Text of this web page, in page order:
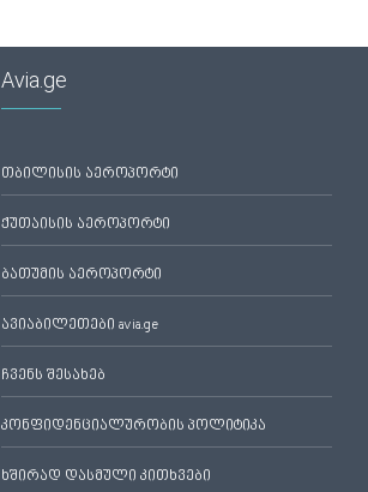
Avia.ge
თბილისის აეროპორტი
ქუთაისის აეროპორტი
ბათუმის აეროპორტი
ავიაბილეთები avia.ge
ჩვენს შესახებ
კონფიდენციალურობის პოლიტიკა
ხშირად დასმული კითხვები